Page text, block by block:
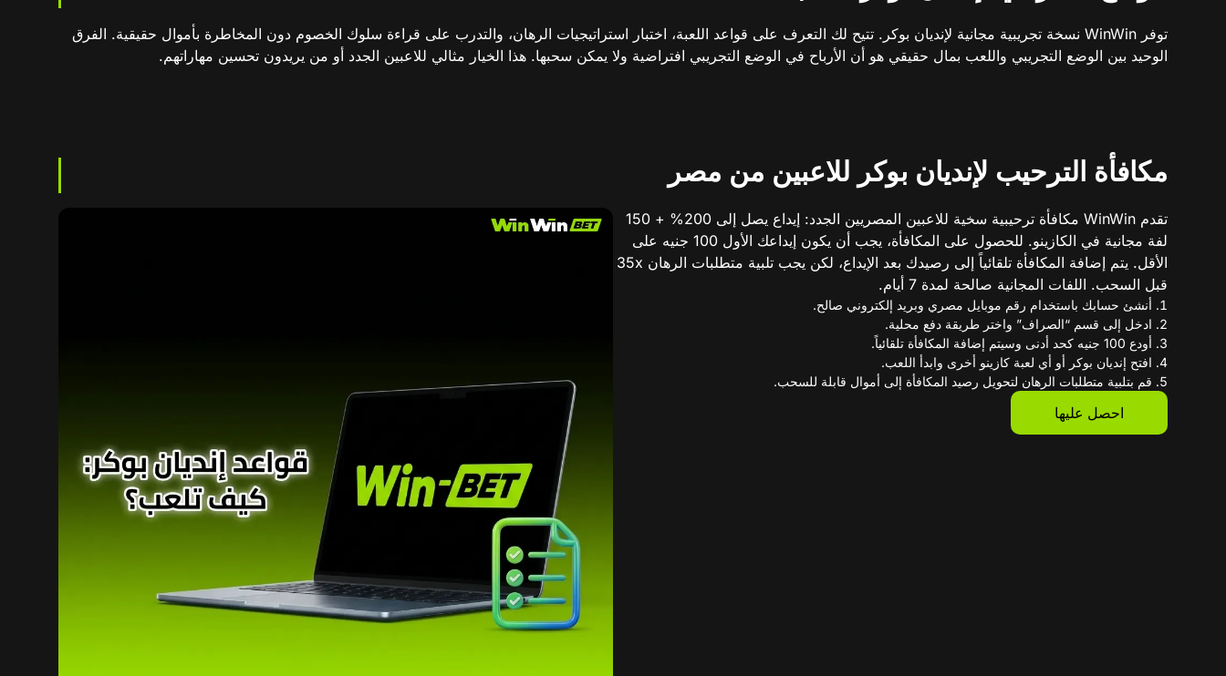
توفر WinWin نسخة تجريبية مجانية لإنديان بوكر. تتيح لك التعرف على قواعد اللعبة، اختبار استراتيجيات الرهان، والتدرب على قراءة سلوك الخصوم دون المخاطرة بأموال حقيقية. الفرق
الوحيد بين الوضع التجريبي واللعب بمال حقيقي هو أن الأرباح في الوضع التجريبي افتراضية ولا يمكن سحبها. هذا الخيار مثالي للاعبين الجدد أو من يريدون تحسين مهاراتهم.
مكافأة الترحيب لإنديان بوكر للاعبين من مصر
تقدم WinWin مكافأة ترحيبية سخية للاعبين المصريين الجدد: إيداع يصل إلى 200% + 150
لفة مجانية في الكازينو. للحصول على المكافأة، يجب أن يكون إيداعك الأول 100 جنيه على
الأقل. يتم إضافة المكافأة تلقائياً إلى رصيدك بعد الإيداع، لكن يجب تلبية متطلبات الرهان 35x
قبل السحب. اللفات المجانية صالحة لمدة 7 أيام.
أنشئ حسابك باستخدام رقم موبايل مصري وبريد إلكتروني صالح.
ادخل إلى قسم “الصراف” واختر طريقة دفع محلية.
أودع 100 جنيه كحد أدنى وسيتم إضافة المكافأة تلقائياً.
افتح إنديان بوكر أو أي لعبة كازينو أخرى وابدأ اللعب.
قم بتلبية متطلبات الرهان لتحويل رصيد المكافأة إلى أموال قابلة للسحب.
احصل عليها